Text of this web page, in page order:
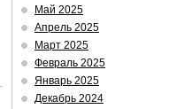
Май 2025
Апрель 2025
Март 2025
Февраль 2025
Январь 2025
Декабрь 2024